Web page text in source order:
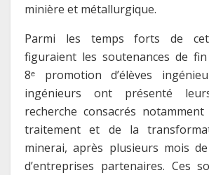
minière et métallurgique.
Parmi les temps forts de
figuraient les soutenances de fin
8ᵉ promotion d’élèves
ingénieurs ont présenté
recherche consacrés
traitement et de la
minerai, après plusieurs mois
d’entreprises partenaires. Ces